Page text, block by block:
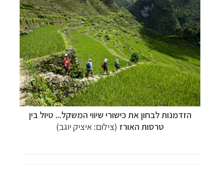
הזדמנות לבחון את כישורי שיווי המשקל... טיול בין
טרסות האורז (צילום: איציק יוגב)